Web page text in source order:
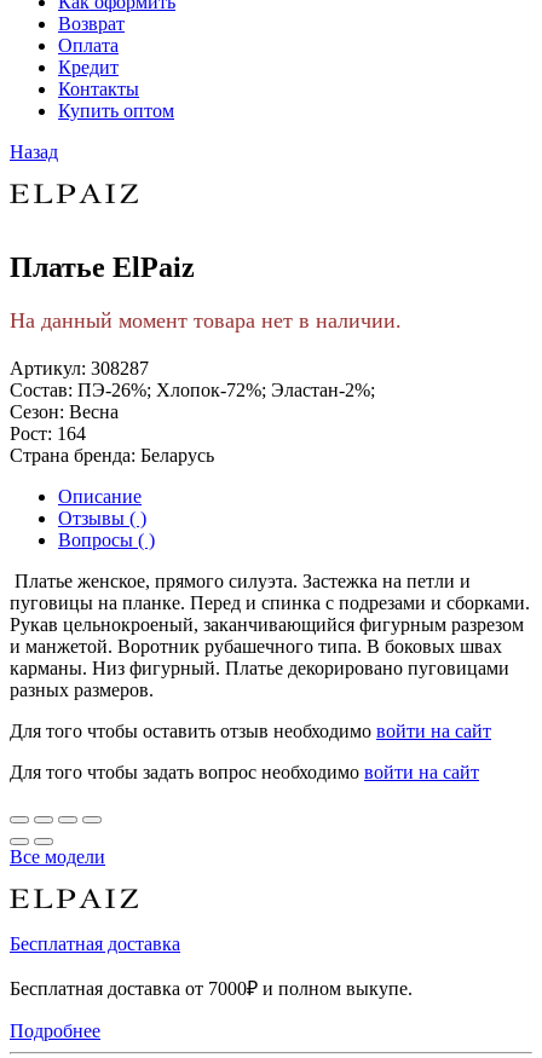
Возврат
Оплата
Кредит
Контакты
Купить оптом
Назад
Платье ElPaiz
На данный момент товара нет в наличии.
Артикул: 308287
Состав: ПЭ-26%; Хлопок-72%; Эластан-2%;
Сезон: Весна
Рост: 164
Страна бренда: Беларусь
Описание
Отзывы ( )
Вопросы ( )
Платье женское, прямого силуэта. Застежка на петли и
пуговицы на планке. Перед и спинка с подрезами и сборками.
Рукав цельнокроеный, заканчивающийся фигурным разрезом
и манжетой. Воротник рубашечного типа. В боковых швах
карманы. Низ фигурный. Платье декорировано пуговицами
разных размеров.
Для того чтобы оставить отзыв необходимо войти на сайт
Для того чтобы задать вопрос необходимо войти на сайт
Все модели
Бесплатная доставка
Бесплатная доставка от 7000₽ и полном выкупе.
Подробнее